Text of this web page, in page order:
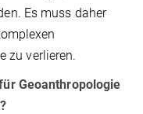
Es muss daher
zu verlieren.
Geoanthropologie